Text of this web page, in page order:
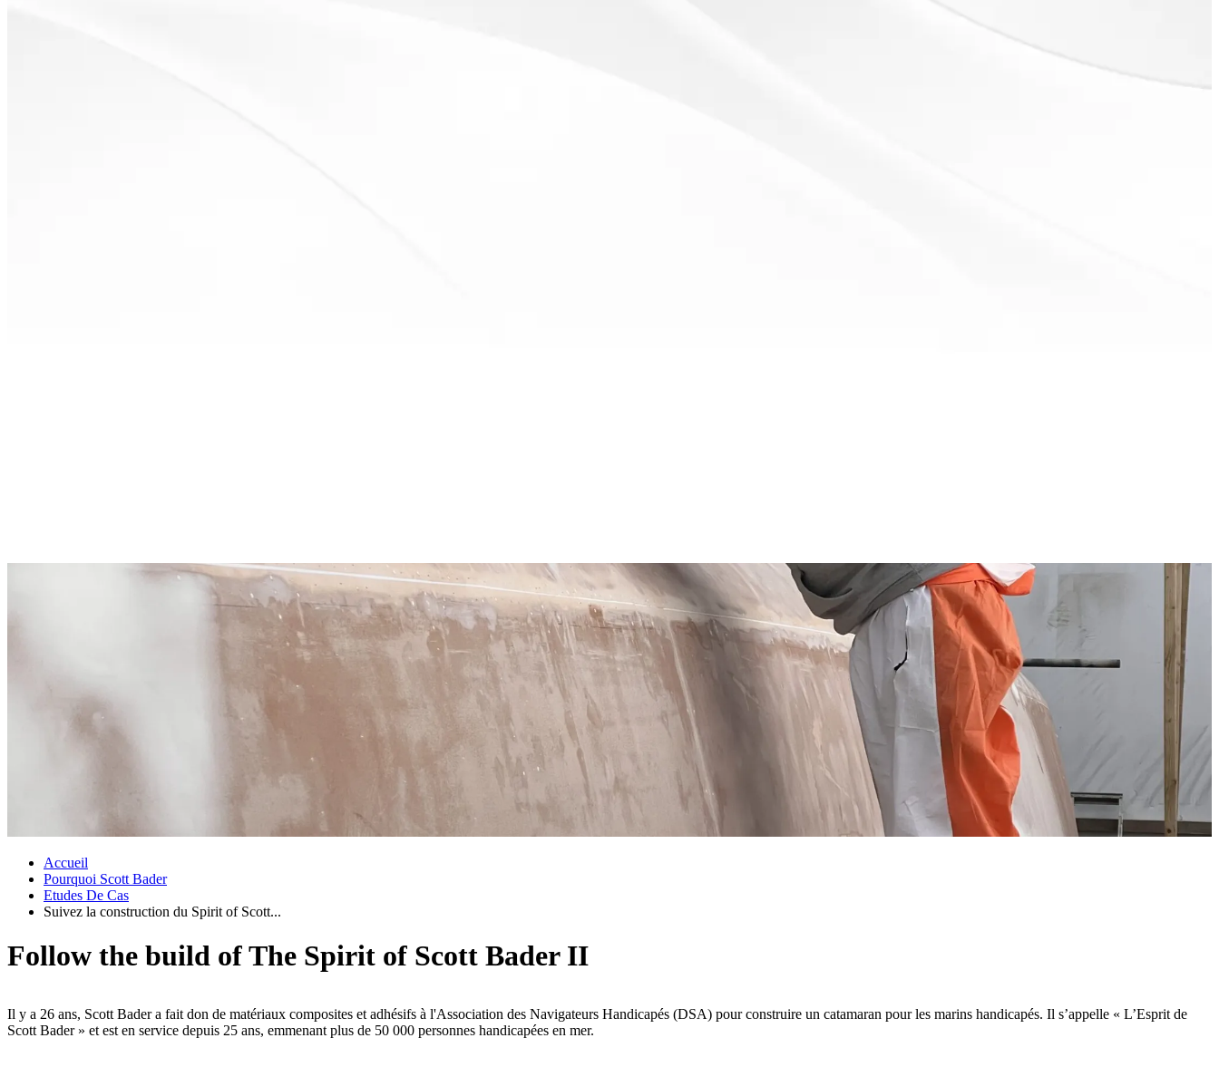
Accueil
Pourquoi Scott Bader
Etudes De Cas
Suivez la construction du Spirit of Scott...
Follow the build of The Spirit of Scott Bader II
Il y a 26 ans, Scott Bader a fait don de matériaux composites et adhésifs à l'Association des Navigateurs Handicapés (DSA) pour construire un catamaran pour les marins handicapés. Il s’appelle « L’Esprit de
Scott Bader » et est en service depuis 25 ans, emmenant plus de 50 000 personnes handicapées en mer.